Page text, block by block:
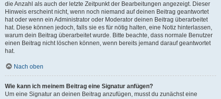
die Anzahl als auch der letzte Zeitpunkt der Bearbeitungen angezeigt. Dieser
Hinweis erscheint nicht, wenn noch niemand auf deinen Beitrag geantwortet
hat oder wenn ein Administrator oder Moderator deinen Beitrag überarbeitet
hat. Diese können jedoch, falls sie es für nötig halten, eine Notiz hinterlassen,
warum dein Beitrag überarbeitet wurde. Bitte beachte, dass normale Benutzer
einen Beitrag nicht löschen können, wenn bereits jemand darauf geantwortet
hat.
Nach oben
Wie kann ich meinem Beitrag eine Signatur anfügen?
Um eine Signatur an deinen Beitrag anzufügen, musst du zunächst eine